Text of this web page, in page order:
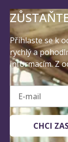
Přihlaste se k
rychlý a
informacím. Z
E-mail
CHCI